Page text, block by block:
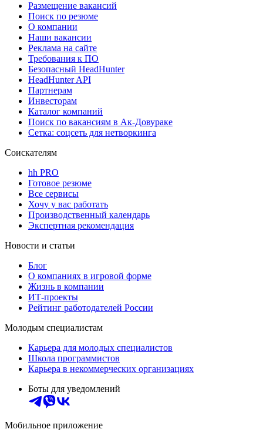
Размещение вакансий
Поиск по резюме
О компании
Наши вакансии
Реклама на сайте
Требования к ПО
Безопасный HeadHunter
HeadHunter API
Партнерам
Инвесторам
Каталог компаний
Поиск по вакансиям в Ак-Довураке
Сетка: соцсеть для нетворкинга
Соискателям
hh PRO
Готовое резюме
Все сервисы
Хочу у вас работать
Производственный календарь
Экспертная рекомендация
Новости и статьи
Блог
О компаниях в игровой форме
Жизнь в компании
ИТ-проекты
Рейтинг работодателей России
Молодым специалистам
Карьера для молодых специалистов
Школа программистов
Карьера в некоммерческих организациях
Боты для уведомлений
Мобильное приложение